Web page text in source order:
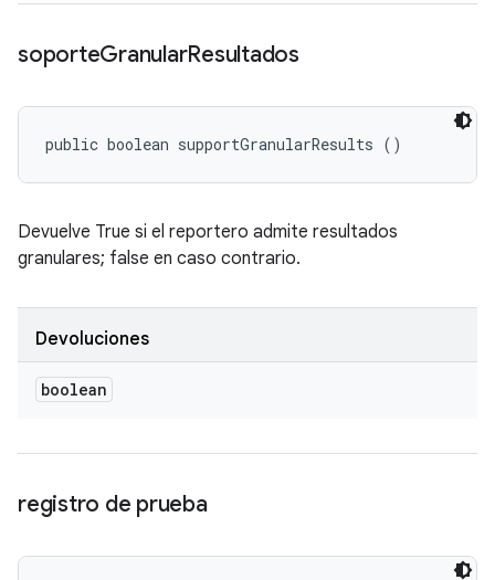
soporteGranularResultados
public boolean supportGranularResults ()
Devuelve True si el reportero admite resultados
granulares; false en caso contrario.
Devoluciones
boolean
registro de prueba